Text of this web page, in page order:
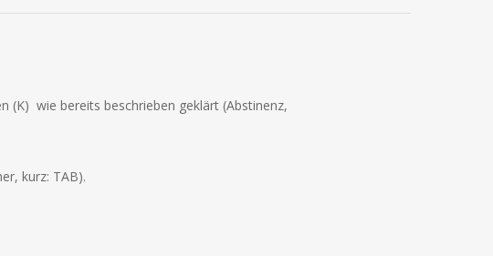
(K) wie bereits beschrieben geklärt (Abstinenz,
kurz: TAB).